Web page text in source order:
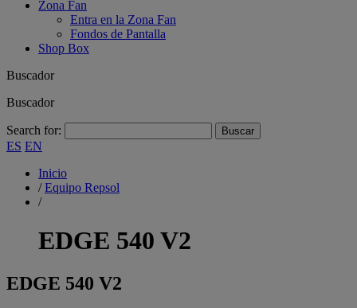
Zona Fan
Entra en la Zona Fan
Fondos de Pantalla
Shop Box
Buscador
Buscador
Search for:
ES EN
Inicio
/Equipo Repsol
/
EDGE 540 V2
EDGE 540 V2